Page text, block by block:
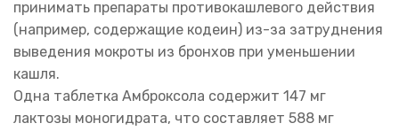
принимать препараты противокашлевого действия
(например, содержащие кодеин) из-за затруднения
выведения мокроты из бронхов при уменьшении
кашля.
Одна таблетка Амброксола содержит 147 мг
лактозы моногидрата, что составляет 588 мг